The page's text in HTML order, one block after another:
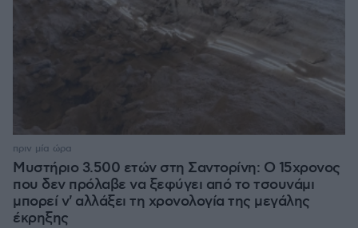
Μυστήριο 3.500 ετών στη Σαντορίνη: Ο 15χρονος
που δεν πρόλαβε να ξεφύγει από το τσουνάμι
μπορεί ν' αλλάξει τη χρονολογία της μεγάλης
έκρηξης
πριν μία ώρα